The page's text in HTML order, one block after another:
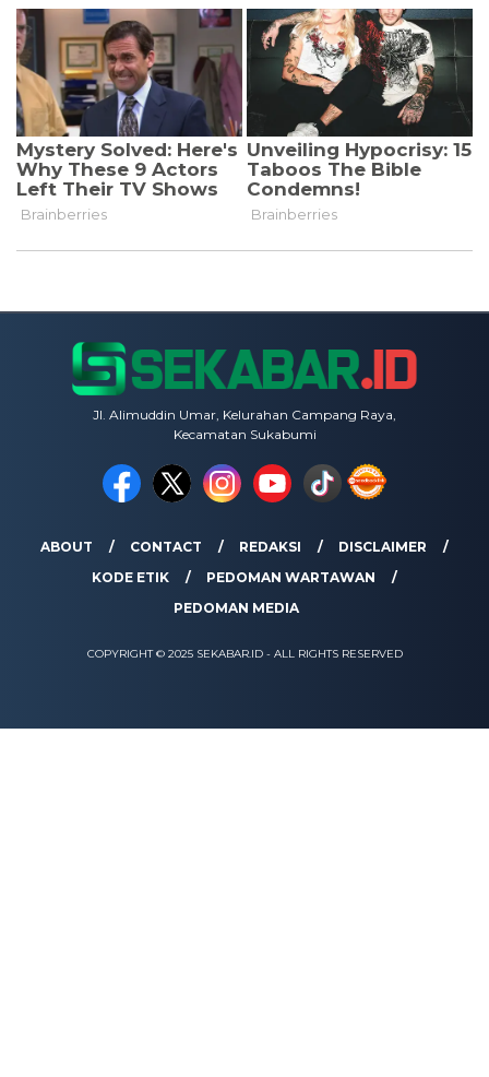
Jl. Alimuddin Umar, Kelurahan Campang Raya,
Kecamatan Sukabumi
ABOUT CONTACT REDAKSI
DISCLAIMER
KODE ETIK
PEDOMAN WARTAWAN
PEDOMAN MEDIA
COPYRIGHT © 2025 SEKABAR.ID - ALL RIGHTS RESERVED